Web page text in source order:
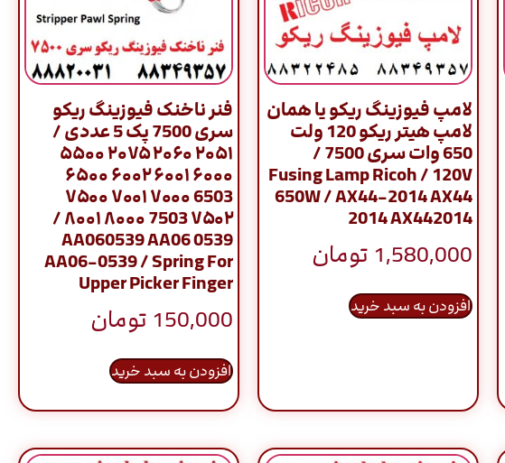
لامپ فیوزینگ ریکو یا همان
لامپ هیتر ریکو 120 ولت
650 وات سری 7500 /
Fusing Lamp Ricoh / 120V
650W / AX44-2014 AX44
2014 AX442014
1,580,000 تومان
افزودن به سبد خرید
فنر ناخنک فیوزینگ ریکو
سری 7500 پک 5 عددی /
۲۰۵۱ ۲۰۶۰ ۲۰۷۵ ۵۵۰۰
۶۰۰۰ ۶۰۰۱ ۶۰۰۲ ۶۵۰۰
6503 ۷۰۰۰ ۷۰۰۱ ۷۵۰۰
۷۵۰۲ 7503 ۸۰۰۰ ۸۰۰۱ /
AA060539 AA06 0539
AA06-0539 / Spring For
Upper Picker Finger
150,000 تومان
افزودن به سبد خرید